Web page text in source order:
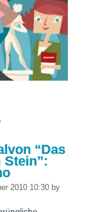
“Das
Stein”:
2010 10:30 by